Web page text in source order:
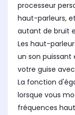
processeur
haut-parleurs,
autant de bruit
Les haut-
un son puissant
votre guise
La fonction
lorsque vous
fréquences